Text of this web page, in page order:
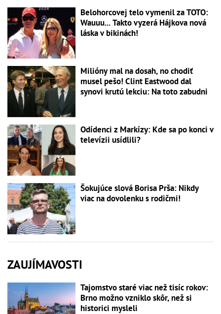
Belohorcovej telo vymenil za TOTO:
Wauuu... Takto vyzerá Hájkova nová
láska v bikinách!
Milióny mal na dosah, no chodiť
musel pešo! Clint Eastwood dal
synovi krutú lekciu: Na toto zabudni
Odídenci z Markízy: Kde sa po konci v
televízii usídlili?
Šokujúce slová Borisa Prša: Nikdy
viac na dovolenku s rodičmi!
ZAUJÍMAVOSTI
Tajomstvo staré viac než tisíc rokov:
Brno možno vzniklo skôr, než si
historici mysleli